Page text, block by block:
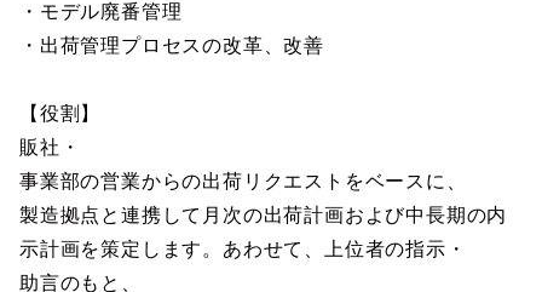
・モデル廃番管理
・出荷管理プロセスの改革、改善
【役割】
販社・
事業部の営業からの出荷リクエストをベースに、
製造拠点と連携して月次の出荷計画および中長期の内
示計画を策定します。あわせて、上位者の指示・
助言のもと、